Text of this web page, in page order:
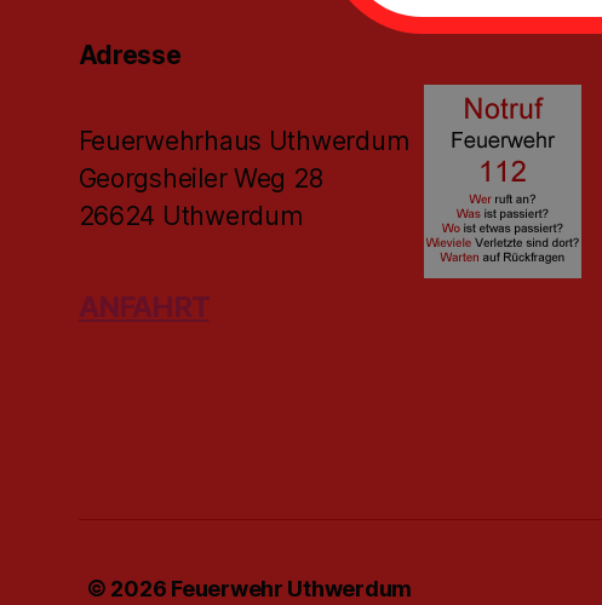
Adresse
Feuerwehrhaus Uthwerdum
Georgsheiler Weg 28
26624 Uthwerdum
ANFAHRT
© 2026 Feuerwehr Uthwerdum